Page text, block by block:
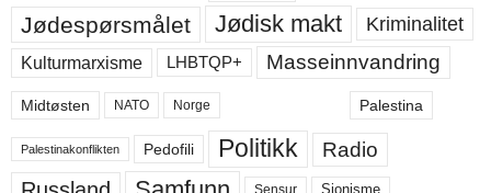
Jødespørsmålet Jødisk makt Kriminalitet
Kulturmarxisme LHBTQP+ Masseinnvandring
Midtøsten NATO Norge Palestina
Palestinakonflikten Pedofili Politikk Radio
Sensur Sionisme